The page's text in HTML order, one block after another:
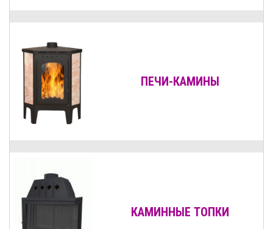
ПЕЧИ-КАМИНЫ
КАМИННЫЕ ТОПКИ